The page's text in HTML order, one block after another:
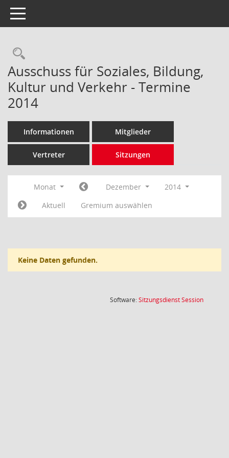
Toggle navigation
Rechercheauswahl
Ausschuss für Soziales, Bildung,
Kultur und Verkehr - Termine
2014
Informationen Mitglieder
Vertreter Sitzungen
Monat Dezember
2014
Aktuell
Gremium auswählen
Keine Daten gefunden.
Software:SitzungsdienstSession(Wird in